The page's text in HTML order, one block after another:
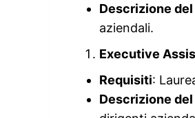
Descrizione
aziendali.
Executive
Requisiti:
Descrizione